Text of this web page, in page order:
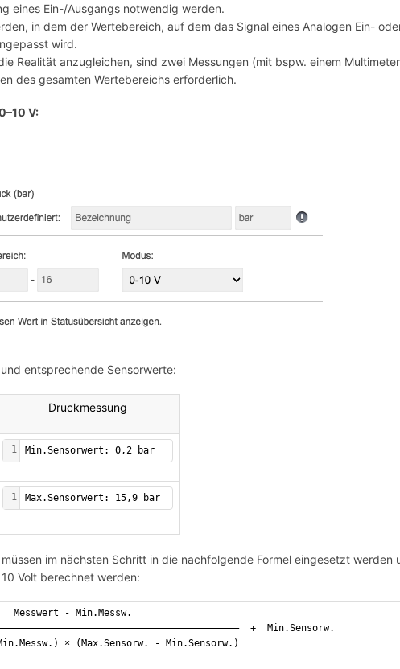
eines Ein-/Ausgangs notwendig werden.
in dem der Wertebereich, auf dem das Signal eines Analogen Ein-
wird.
Realität anzugleichen, sind zwei Messungen (mit bspw. einem
des gesamten Wertebereichs erforderlich.
V:
entsprechende Sensorwerte:
Druckmessung
1 Min.Sensorwert: 0,2 bar
1 Max.Sensorwert: 15,9 bar
im nächsten Schritt in die nachfolgende Formel eingesetzt werden
Volt berechnet werden:
Messwert - Min.Messw.
+  Min.Sensorw.
× (Max.Sensorw. - Min.Sensorw.)